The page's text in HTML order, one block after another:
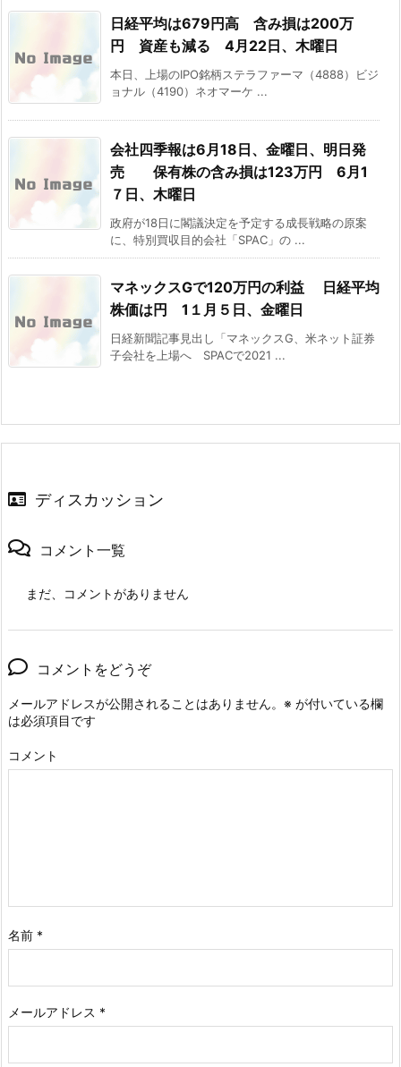
日経平均は679円高 含み損は200万
円 資産も減る 4月22日、木曜日
本日、上場のIPO銘柄ステラファーマ（4888）ビジ
ョナル（4190）ネオマーケ ...
会社四季報は6月18日、金曜日、明日発
売 保有株の含み損は123万円 6月1
７日、木曜日
政府が18日に閣議決定を予定する成長戦略の原案
に、特別買収目的会社「SPAC」の ...
マネックスGで120万円の利益 日経平均
株価は円 1１月５日、金曜日
日経新聞記事見出し「マネックスG、米ネット証券
子会社を上場へ SPACで2021 ...
ディスカッション
コメント一覧
まだ、コメントがありません
コメントをどうぞ
メールアドレスが公開されることはありません。 ※ が付いている欄
は必須項目です
コメント
名前 *
メールアドレス *